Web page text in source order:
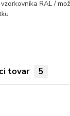
RAL /
tovar 5